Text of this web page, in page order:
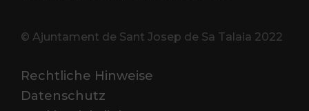
© Ajuntament de Sant Josep de Sa Talaia 2022
Rechtliche Hinweise
Datenschutz